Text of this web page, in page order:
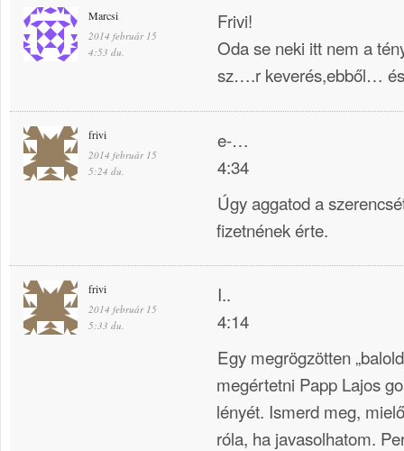
Marcsi
2014 február 15
4:53 du.
Frivi!
Oda se neki itt nem a
sz….r keverés,ebből…
frivi
2014 február 15
5:24 du.
e-…
4:34
Úgy aggatod a
fizetnének érte.
frivi
2014 február 15
5:33 du.
I..
4:14
Egy megrögzötten
megértetni Papp Lajos
lényét. Ismerd meg,
róla, ha javasolhatom.